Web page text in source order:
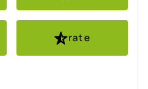
rate